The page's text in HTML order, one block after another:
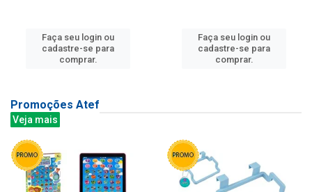
Faça seu login ou
cadastre-se para
comprar.
Faça seu login ou
cadastre-se para
comprar.
Promoções Atef
Veja mais